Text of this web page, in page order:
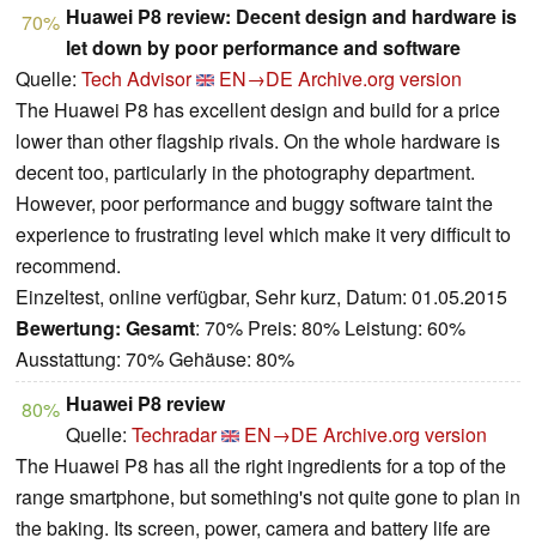
70% Huawei P8 review: Decent design and hardware is
let down by poor performance and software
Quelle: Tech Advisor EN→DE Archive.org version
The Huawei P8 has excellent design and build for a price
lower than other flagship rivals. On the whole hardware is
decent too, particularly in the photography department.
However, poor performance and buggy software taint the
experience to frustrating level which make it very difficult to
recommend.
Einzeltest, online verfügbar, Sehr kurz, Datum: 01.05.2015
Bewertung: Gesamt: 70% Preis: 80% Leistung: 60%
Ausstattung: 70% Gehäuse: 80%
80% Huawei P8 review
Quelle: Techradar EN→DE Archive.org version
The Huawei P8 has all the right ingredients for a top of the
range smartphone, but something's not quite gone to plan in
the baking. Its screen, power, camera and battery life are